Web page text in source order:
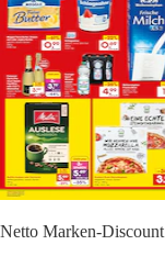
Netto Marken-Discount